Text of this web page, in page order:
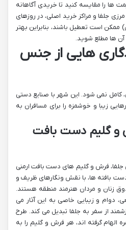
ها را مقایسه کنید تا خریدی آگاهانه
جلفا و مراکز خرید اصلی، در روزهای
ممکن است تعطیل باشند، بنابراین بهتر
ها مطلع شوید.
هایی از جنس
کامل نمی شود. این شهر با صنایع دستی
زیبا و خوشمزه را برای مسافران به
و گلیم دست بافت
فرش و گلیم های دست بافت ارمنی
بافته ها، با نقش ونگارهای ظریف و
زنان و مردان هنرمند منطقه هستند.
دوام و زیبایی خاصی به این آثار می
از سفر به جلفا تبدیل می کند. طرح
الهام گرفته اند، هر فرش و گلیم را به